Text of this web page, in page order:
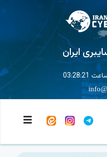
ایران